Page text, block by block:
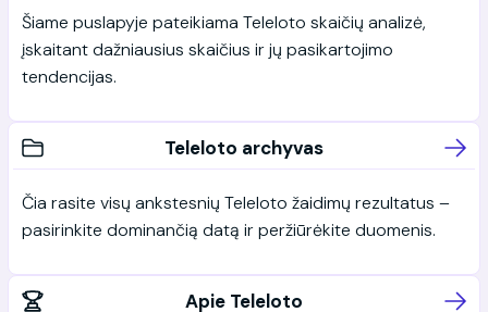
Šiame puslapyje pateikiama Teleloto skaičių analizė,
įskaitant dažniausius skaičius ir jų pasikartojimo
tendencijas.
Teleloto archyvas
Čia rasite visų ankstesnių Teleloto žaidimų rezultatus –
pasirinkite dominančią datą ir peržiūrėkite duomenis.
Apie Teleloto